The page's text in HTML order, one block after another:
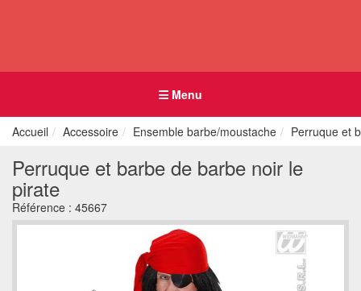
Menu
Accueil Accessoire Ensemble barbe/moustache Perruque et
Perruque et barbe de barbe noir le
pirate
Référence : 45667